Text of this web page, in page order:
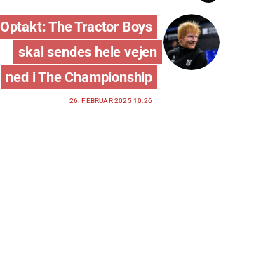
Optakt: The Tractor Boys
skal sendes hele vejen
ned i The Championship
26. FEBRUAR 2025 10:26